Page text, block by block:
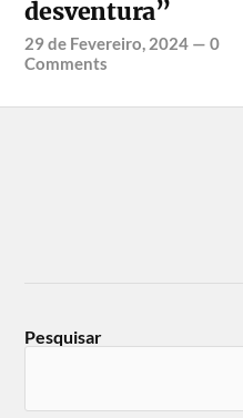
desventura”
29 de Fevereiro, 2024 —0
Comments
Pesquisar